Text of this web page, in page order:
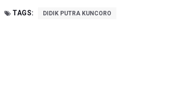
TAGS: DIDIK PUTRA KUNCORO